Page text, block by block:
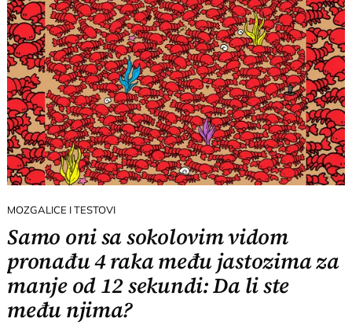
MOZGALICE I TESTOVI
Samo oni sa sokolovim vidom
pronađu 4 raka među jastozima za
manje od 12 sekundi: Da li ste
među njima?